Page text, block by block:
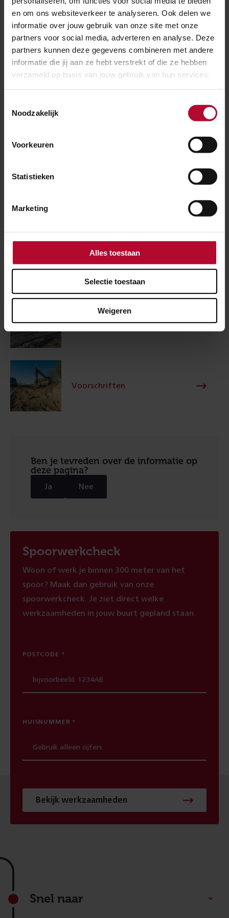
en om ons websiteverkeer te analyseren. Ook delen we
informatie over jouw gebruik van onze site met onze
partners voor social media, adverteren en analyse. Deze
partners kunnen deze gegevens combineren met andere
informatie die jij aan ze hebt verstrekt of die ze hebben
verzameld op basis van jouw gebruik van hun services.
Noodzakelijk
Voorkeuren
Statistieken
Marketing
Alles toestaan
Selectie toestaan
Weigeren
Per post
Is het voor jou niet mogelijk digitaal via het
Omgevingsloket een vergunningaanvraag in te
dienen? Gebruik dan het formulier via de link
hieronder. In het document ‘Wijze van aanvragen van
vergunningen en het doen van meldingen en de
lees je welke informatie je moet
Stuur het ingevulde formulier en de bijlagen naar
(docx)
Bekijk ook
Handleiding
Voorschriften
Ben je tevreden over de informatie op
deze pagina?
Ja Nee
Spoorwerkcheck
Woon of werk je binnen 300 meter van het
spoor? Maak dan gebruik van onze
spoorwerkcheck. Je ziet direct welke
werkzaamheden in jouw buurt gepland staan.
POSTCODE
HUISNUMMER
Bekijk werkzaamheden
Footer
Snel naar